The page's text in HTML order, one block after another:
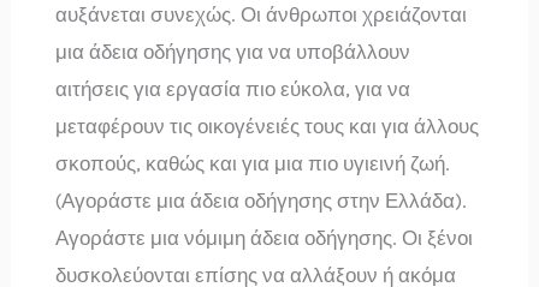
αυξάνεται συνεχώς. Οι άνθρωποι χρειάζονται
μια άδεια οδήγησης για να υποβάλλουν
αιτήσεις για εργασία πιο εύκολα, για να
μεταφέρουν τις οικογένειές τους και για άλλους
σκοπούς, καθώς και για μια πιο υγιεινή ζωή.
(Αγοράστε μια άδεια οδήγησης στην Ελλάδα).
Αγοράστε μια νόμιμη άδεια οδήγησης. Οι ξένοι
δυσκολεύονται επίσης να αλλάξουν ή ακόμα